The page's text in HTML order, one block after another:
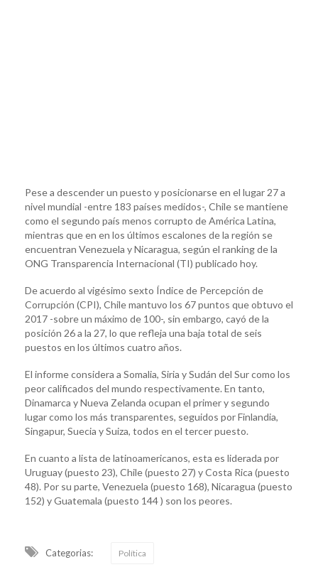
Pese a descender un puesto y posicionarse en el lugar 27 a
nivel mundial -entre 183 países medidos-, Chile se mantiene
como el segundo país menos corrupto de América Latina,
mientras que en en los últimos escalones de la región se
encuentran Venezuela y Nicaragua, según el ranking de la
ONG Transparencia Internacional (TI) publicado hoy.
De acuerdo al vigésimo sexto Índice de Percepción de
Corrupción (CPI), Chile mantuvo los 67 puntos que obtuvo el
2017 -sobre un máximo de 100-, sin embargo, cayó de la
posición 26 a la 27, lo que refleja una baja total de seis
puestos en los últimos cuatro años.
El informe considera a Somalia, Siria y Sudán del Sur como los
peor calificados del mundo respectivamente. En tanto,
Dinamarca y Nueva Zelanda ocupan el primer y segundo
lugar como los más transparentes, seguidos por Finlandia,
Singapur, Suecia y Suiza, todos en el tercer puesto.
En cuanto a lista de latinoamericanos, esta es liderada por
Uruguay (puesto 23), Chile (puesto 27) y Costa Rica (puesto
48). Por su parte, Venezuela (puesto 168), Nicaragua (puesto
152) y Guatemala (puesto 144 ) son los peores.
Categorias: Política